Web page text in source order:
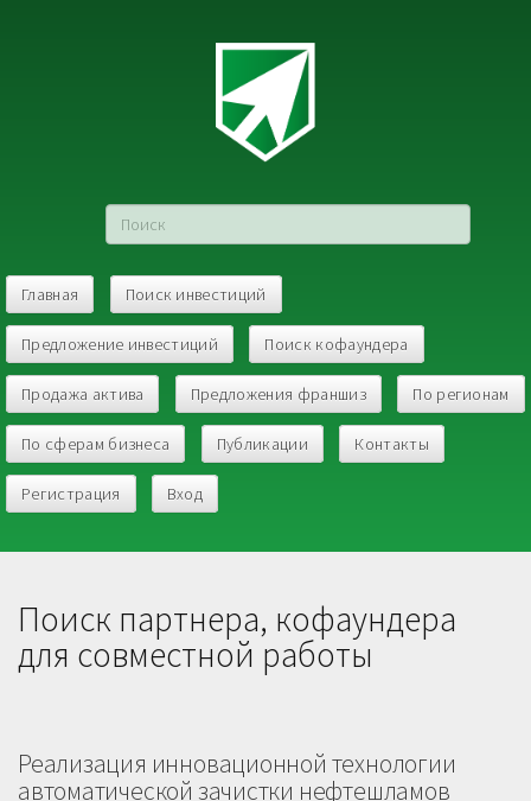
Главная Поиск инвестиций
Предложение инвестиций Поиск кофаундера
Продажа актива Предложения франшиз По регионам
По сферам бизнеса Публикации Контакты
Регистрация Вход
Поиск партнера, кофаундера
для совместной работы
Реализация инновационной технологии
автоматической зачистки нефтешламов